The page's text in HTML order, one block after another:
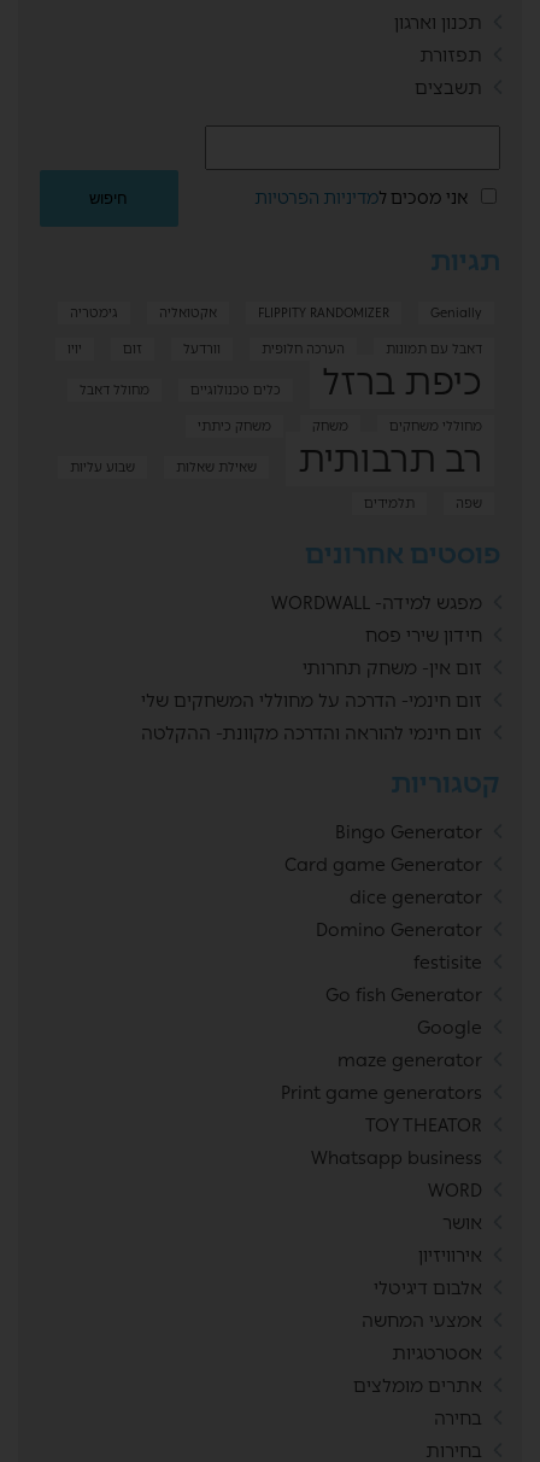
תכנון וארגון
תפזורת
תשבצים
אני מסכים למדיניות הפרטיות
תגיות
FLIPPITY RANDOMIZER Genially אקטואליה
גימטריה
דאבל עם תמונות
הערכה חלופית וורדעל זום יויו
כיפת ברזל כלים טכנולוגיים
מחולל דאבל
מחוללי משחקים
משחק משחק כיתתי
רב תרבותית שאילת שאלות
שבוע עליות
שפה
תלמידים
פוסטים אחרונים
מפגש למידה- WORDWALL
חידון שירי פסח
זום אין- משחק תחרותי
זום חינמי- הדרכה על מחוללי המשחקים שלי
זום חינמי להוראה והדרכה מקוונת- ההקלטה
קטגוריות
Bingo Generator
Card game Generator
dice generator
Domino Generator
festisite
Go fish Generator
Google
maze generator
Print game generators
TOY THEATOR
Whatsapp business
WORD
אושר
אירוויזיון
אלבום דיגיטלי
אמצעי המחשה
אסטרטגיות
אתרים מומלצים
בחירה
בחירות